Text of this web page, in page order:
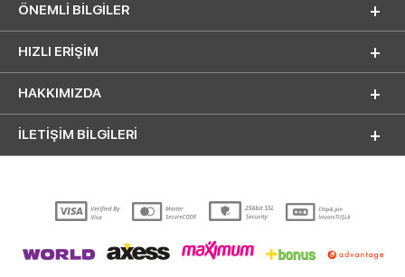
ÖNEMLI BILGILER
HIZLI ERIŞIM
HAKKIMIZDA
İLETİŞİM BİLGİLERİ